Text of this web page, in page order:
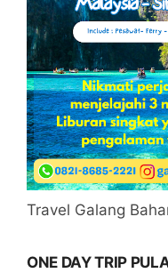
Travel Galang
ONE DAY TRIP